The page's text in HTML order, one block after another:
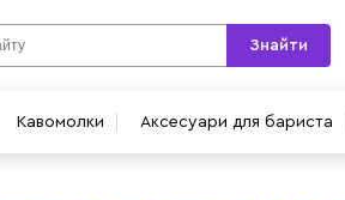
Кавомолки Аксесуари для бариста
Знайти